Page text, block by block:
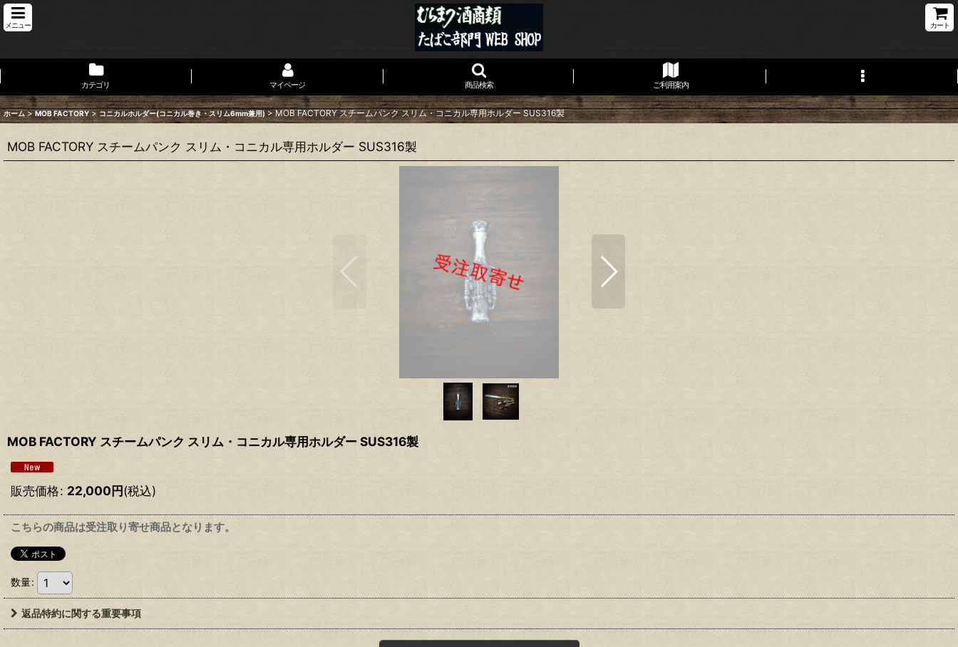
メニュー カート
カテゴリ マイページ 商品検索 ご利用案内
ホーム > MOB FACTORY > コニカルホルダー(コニカル巻き・スリム6mm兼用) > MOB FACTORY スチームパンク スリム・コニカル専用ホルダー SUS316製
MOB FACTORY スチームパンク スリム・コニカル専用ホルダー SUS316製
MOB FACTORY スチームパンク スリム・コニカル専用ホルダー SUS316製
販売価格: 22,000円(税込)
こちらの商品は受注取り寄せ商品となります。
数量:
返品特約に関する重要事項